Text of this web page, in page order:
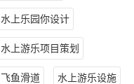
水上乐园你设计
水上游乐项目策划
飞鱼滑道 水上游乐设施